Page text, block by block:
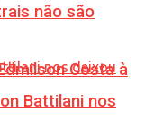
Costa à
não são
Battilani nos